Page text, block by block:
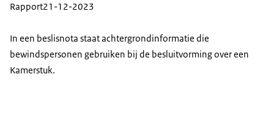
Rapport21-12-2023
In een beslisnota staat achtergrondinformatie die
bewindspersonen gebruiken bij de besluitvorming over een
Kamerstuk.